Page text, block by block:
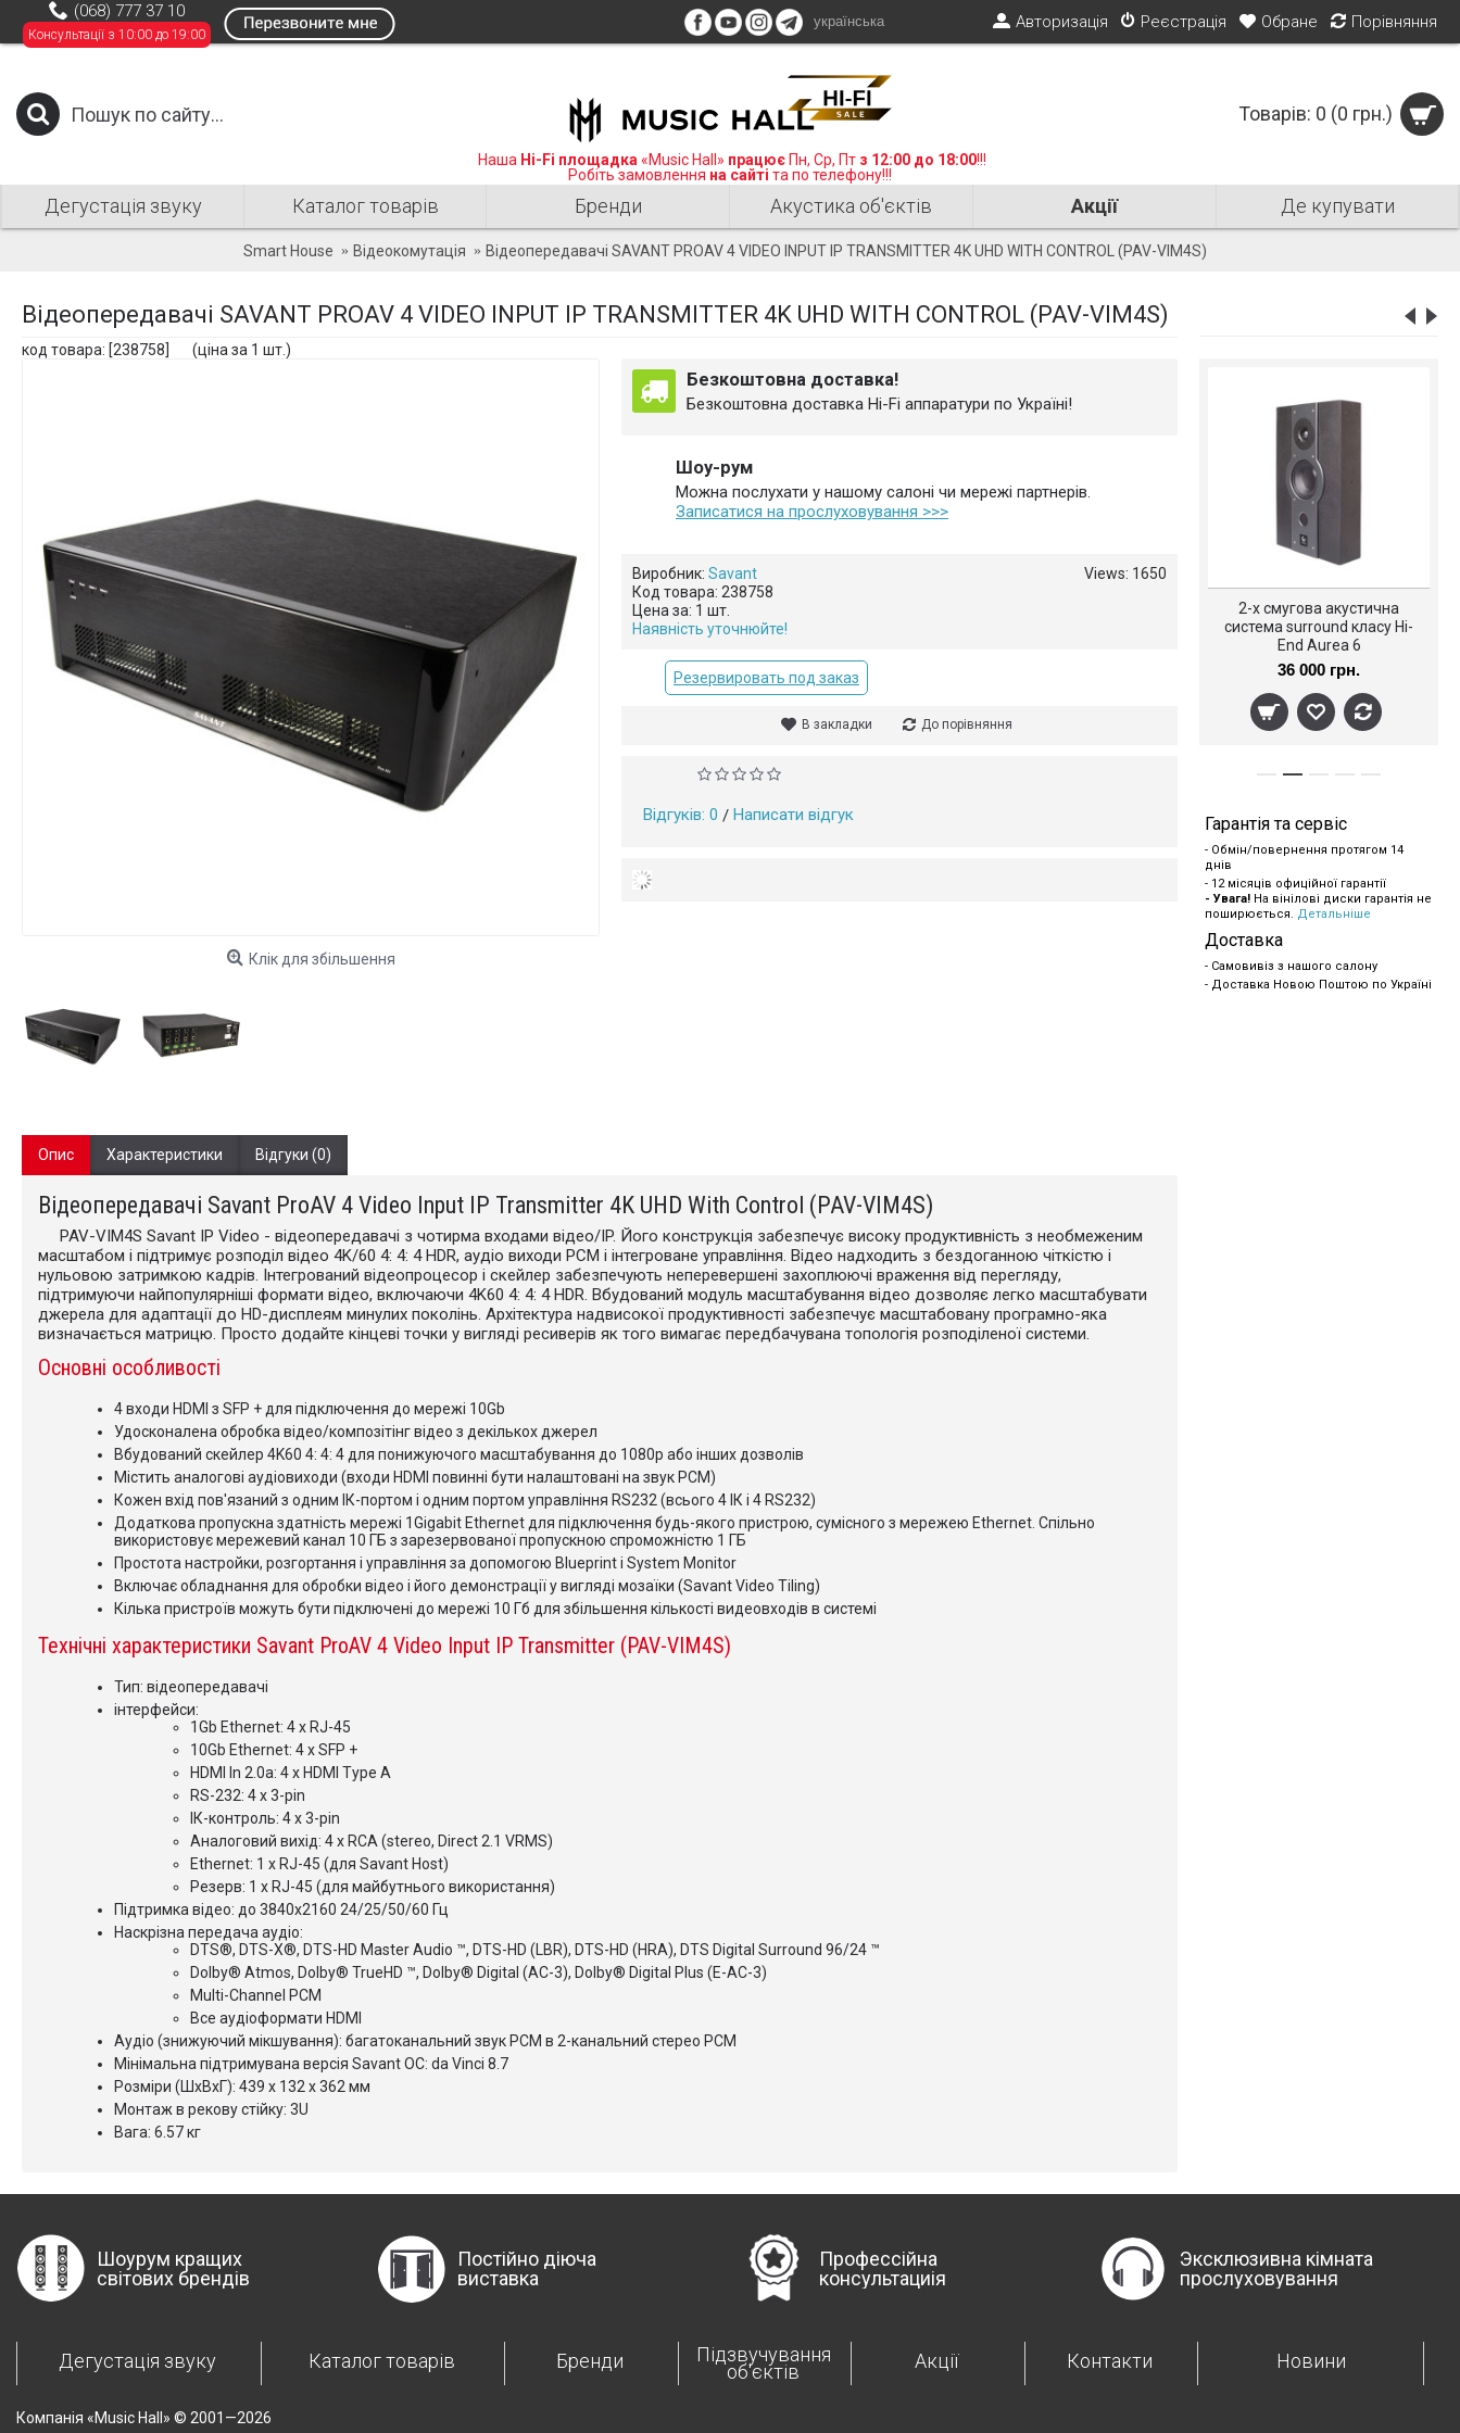
(068) 777 37 10
Консультації з 10:00 до 19:00
Авторизація Реєстрація Обране Порівняння
українська
Наша Hi-Fi площадка «Music Hall» працює Пн, Ср, Пт з 12:00 до 18:00!!!
Робіть замовлення на сайті та по телефону!!!
Товарів: 0 (0 грн.)
Дегустація звуку Каталог товарів Бренди Акустика об'єктів Акції Де купувати
Smart House Відеокомутація Відеопередавачі SAVANT PROAV 4 VIDEO INPUT IP TRANSMITTER 4K UHD WITH CONTROL (PAV-VIM4S)
2-х смугова акустична
система surround класу Hi-
End Aurea 6
36 000 грн.
Гарантія та сервіс
- Обмін/повернення протягом 14
днів
- 12 місяців офиційної гарантії
- Увага! На вінілові диски гарантія не
поширюється. Детальніше
Доставка
- Самовивіз з нашого салону
- Доставка Новою Поштою по Україні
Відеопередавачі SAVANT PROAV 4 VIDEO INPUT IP TRANSMITTER 4K UHD WITH CONTROL (PAV-VIM4S)
код товара: [238758] (ціна за 1 шт.)
Клік для збільшення
Безкоштовна доставка!
Безкоштовна доставка Hi-Fi аппаратури по Україні!
Шоу-рум
Можна послухати у нашому салоні чи мережі партнерів.
Записатися на прослуховування >>>
Views: 1650
Виробник: Savant
Код товара: 238758
Цена за: 1 шт.
Наявність уточнюйте!
Резервировать под заказ
В закладки До порівняння
Відгуків: 0 / Написати відгук
Опис Характеристики Відгуки (0)
Відеопередавачі Savant ProAV 4 Video Input IP Transmitter 4K UHD With Control (PAV-VIM4S)
PAV-VIM4S Savant IP Video - відеопередавачі з чотирма входами відео/IP. Його конструкція забезпечує високу продуктивність з необмеженим
масштабом і підтримує розподіл відео 4K/60 4: 4: 4 HDR, аудіо виходи PCM і інтегроване управління. Відео надходить з бездоганною чіткістю і
нульовою затримкою кадрів. Інтегрований відеопроцесор і скейлер забезпечують неперевершені захоплюючі враження від перегляду,
підтримуючи найпопулярніші формати відео, включаючи 4K60 4: 4: 4 HDR. Вбудований модуль масштабування відео дозволяє легко масштабувати
джерела для адаптації до HD-дисплеям минулих поколінь. Архітектура надвисокої продуктивності забезпечує масштабовану програмно-яка
визначається матрицю. Просто додайте кінцеві точки у вигляді ресиверів як того вимагає передбачувана топологія розподіленої системи.
Основні особливості
4 входи HDMI з SFP + для підключення до мережі 10Gb
Удосконалена обробка відео/композітінг відео з декількох джерел
Вбудований скейлер 4K60 4: 4: 4 для понижуючого масштабування до 1080p або інших дозволів
Містить аналогові аудіовиходи (входи HDMI повинні бути налаштовані на звук PCM)
Кожен вхід пов'язаний з одним ІК-портом і одним портом управління RS232 (всього 4 ІК і 4 RS232)
Додаткова пропускна здатність мережі 1Gigabit Ethernet для підключення будь-якого пристрою, сумісного з мережею Ethernet. Спільно
використовує мережевий канал 10 ГБ з зарезервованої пропускною спроможністю 1 ГБ
Простота настройки, розгортання і управління за допомогою Blueprint і System Monitor
Включає обладнання для обробки відео і його демонстрації у вигляді мозаїки (Savant Video Tiling)
Кілька пристроїв можуть бути підключені до мережі 10 Гб для збільшення кількості видеовходів в системі
Технічні характеристики Savant ProAV 4 Video Input IP Transmitter (PAV-VIM4S)
Тип: відеопередавачі
інтерфейси:
1Gb Ethernet: 4 x RJ-45
10Gb Ethernet: 4 x SFP +
HDMI In 2.0a: 4 x HDMI Type A
RS-232: 4 x 3-pin
ІК-контроль: 4 x 3-pin
Аналоговий вихід: 4 x RCA (stereo, Direct 2.1 VRMS)
Ethernet: 1 x RJ-45 (для Savant Host)
Резерв: 1 x RJ-45 (для майбутнього використання)
Підтримка відео: до 3840х2160 24/25/50/60 Гц
Наскрізна передача аудіо:
DTS®, DTS-X®, DTS-HD Master Audio ™, DTS-HD (LBR), DTS-HD (HRA), DTS Digital Surround 96/24 ™
Dolby® Atmos, Dolby® TrueHD ™, Dolby® Digital (AC-3), Dolby® Digital Plus (E-AC-3)
Multi-Channel PCM
Все аудіоформати HDMI
Аудіо (знижуючий мікшування): багатоканальний звук PCM в 2-канальний стерео PCM
Мінімальна підтримувана версія Savant ОС: da Vinci 8.7
Розміри (ШхВхГ): 439 х 132 х 362 мм
Монтаж в рекову стійку: 3U
Вага: 6.57 кг
Шоурум кращих
світових брендів
Постійно діюча
виставка
Профессійна
консультациія
Эксклюзивна кімната
прослуховування
Дегустація звуку Каталог товарів Бренди Підзвучування
об'єктів Акції Контакти Новини
Компанія «Music Hall» © 2001—2026